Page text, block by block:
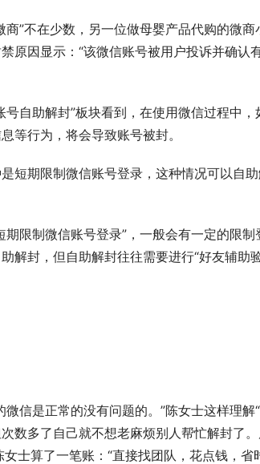
商”不在少数，另一位做母婴产品代购的微
原因显示：“该微信账号被用户投诉并确认
号自助解封”板块看到，在使用微信过程中
等行为，将会导致账号被封。
短期限制微信账号登录，这种情况可以自
期限制微信账号登录”，一般会有一定的限
解封，但自助解封往往需要进行“好友辅助验
信是正常的没有问题的。”陈女士这样理
数多了自己就不想老麻烦别人帮忙解封了
士算了一笔账：“直接找团队，花点钱，省